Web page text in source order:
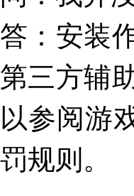
答 ：安装
第三方辅
以参阅游
罚规则。